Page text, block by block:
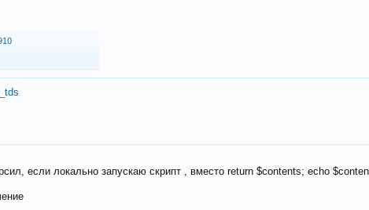
если локально запускаю скрипт , вместо return $contents; echo